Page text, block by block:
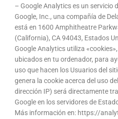
– Google Analytics es un servicio
Google, Inc., una compañía de
está en 1600 Amphitheatre
(California), CA 94043, Estados
Google Analytics utiliza
ubicados en tu ordenador, para
uso que hacen los Usuarios del
genera la cookie acerca del uso
dirección IP) será directamente
Google en los servidores de
Más información en: https://